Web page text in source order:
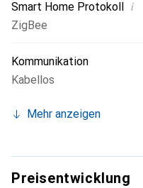
Smart Home Protokoll i
ZigBee
Kommunikation
Kabellos
Mehr anzeigen
Preisentwicklung